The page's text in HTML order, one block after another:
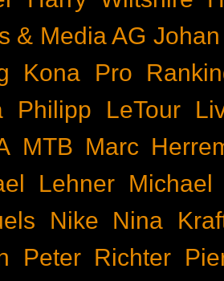
& Media AG
Kona Pro
Philipp
LeTour
MTB Marc
Lehner Michael
Nike
Nina
Peter Richter